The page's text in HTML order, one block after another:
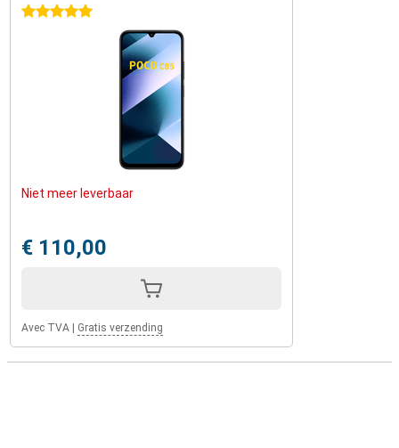
5 étoiles
Niet meer leverbaar
€ 110,00
Avec TVA Gratis verzending